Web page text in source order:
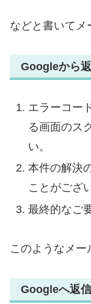
などと書いてメ
Googleから
エラーコー
る画面のス
い。
本件の解決
ことがござ
最終的なご
このようなメー
Googleへ返信